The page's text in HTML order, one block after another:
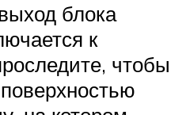
блока
к
чтобы